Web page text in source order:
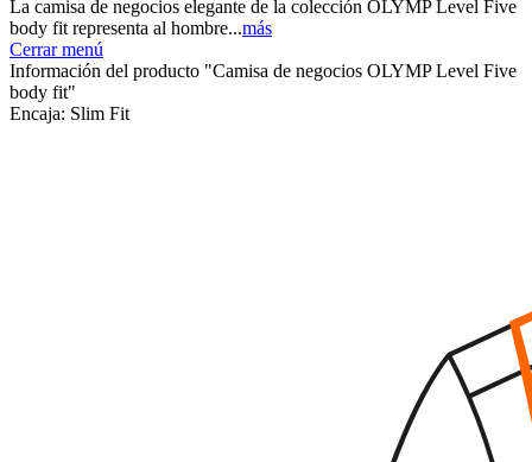
La camisa de negocios elegante de la colección OLYMP Level Five
body fit representa al hombre...más
Cerrar menú
Información del producto "Camisa de negocios OLYMP Level Five
body fit"
Encaja: Slim Fit